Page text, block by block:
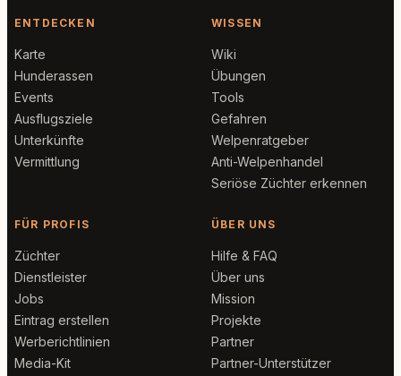
ENTDECKEN
Karte
Hunderassen
Events
Ausflugsziele
Unterkünfte
Vermittlung
WISSEN
Wiki
Übungen
Tools
Gefahren
Welpenratgeber
Anti-Welpenhandel
Seriöse Züchter erkennen
FÜR PROFIS
Züchter
Dienstleister
Jobs
Eintrag erstellen
Werberichtlinien
Media-Kit
ÜBER UNS
Hilfe & FAQ
Über uns
Mission
Projekte
Partner
Partner-Unterstützer